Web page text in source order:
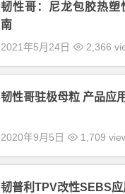
韧性哥：尼龙包胶热塑
南
2021年5月24日 2,366
韧性哥驻极母粒 产品应
2020年9月5日 1,709
韧普利TPV改性SEBS